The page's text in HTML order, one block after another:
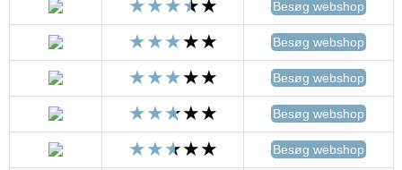
Besøg webshop
Besøg webshop
Besøg webshop
Besøg webshop
Besøg webshop